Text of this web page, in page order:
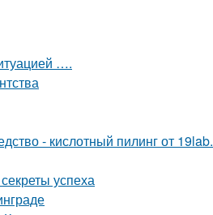
….
- кислотный пилинг от 19lab.
успеха